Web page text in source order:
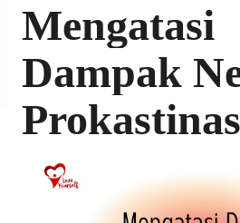
Mengatasi
Dampak